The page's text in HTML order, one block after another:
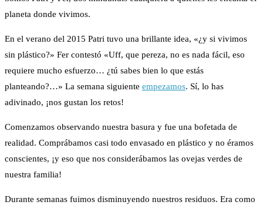
planeta donde vivimos.
En el verano del 2015 Patri tuvo una brillante idea, «¿y si vivimos
sin plástico?» Fer contestó «Uff, que pereza, no es nada fácil, eso
requiere mucho esfuerzo… ¿tú sabes bien lo que estás
planteando?…» La semana siguiente empezamos. Sí, lo has
adivinado, ¡nos gustan los retos!
Comenzamos observando nuestra basura y fue una bofetada de
realidad. Comprábamos casi todo envasado en plástico y no éramos
conscientes, ¡y eso que nos considerábamos las ovejas verdes de
nuestra familia!
Durante semanas fuimos disminuyendo nuestros residuos. Era como